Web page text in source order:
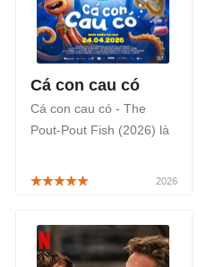
Cá con cau có
Cá con cau có - The
Pout-Pout Fish (2026) là
tưởng hấp dẫn, ra mắt